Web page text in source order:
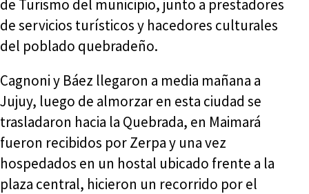
de Turismo del municipio, junto a prestadores
de servicios turísticos y hacedores culturales
del poblado quebradeño.
Cagnoni y Báez llegaron a media mañana a
Jujuy, luego de almorzar en esta ciudad se
trasladaron hacia la Quebrada, en Maimará
fueron recibidos por Zerpa y una vez
hospedados en un hostal ubicado frente a la
plaza central, hicieron un recorrido por el